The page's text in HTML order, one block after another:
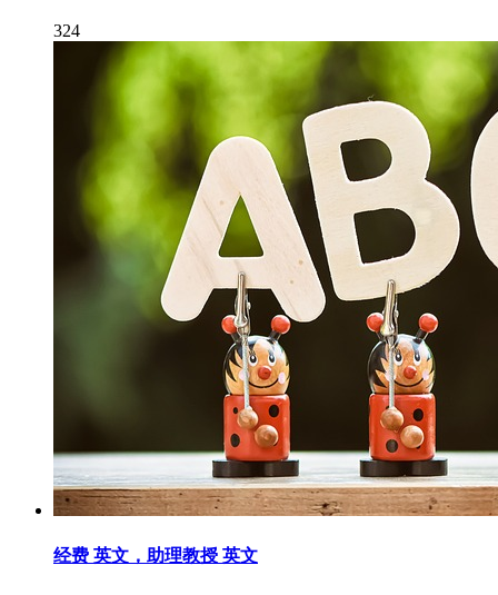
324
经费 英文，助理教授 英文